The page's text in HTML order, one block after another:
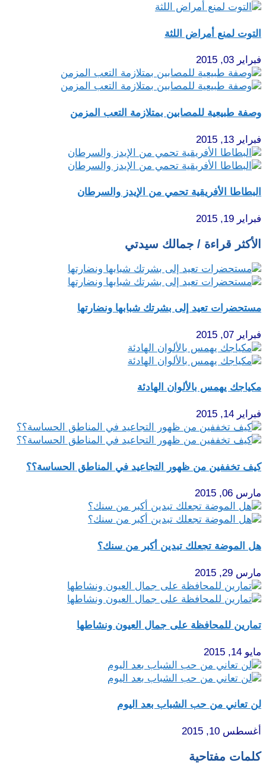
التوت لمنع أمراض اللثة
فبراير 03, 2015
وصفة طبيعية للمصابين بمتلازمة التعب المزمن
فبراير 13, 2015
البطاطا الأفريقية تحمي من الإيدز والسرطان
فبراير 19, 2015
الأكثر قراءة / جمالك سيدتي
مستحضرات تعيد إلى بشرتك شبابها ونضارتها
فبراير 07, 2015
مكياجك يهمس بالألوان الهادئة
فبراير 14, 2015
كيف تخففين من ظهور التجاعيد في المناطق الحساسة؟؟
مارس 06, 2015
هل الموضة تجعلك تبدين أكبر من سنك؟
مارس 29, 2015
تمارين للمحافظة على جمال العيون ونشاطها
مايو 14, 2015
لن تعاني من حب الشباب بعد اليوم
أغسطس 10, 2015
كلمات مفتاحية